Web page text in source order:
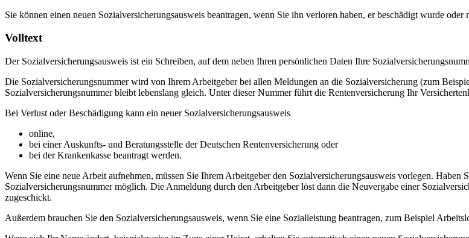
Sie können einen neuen Sozialversicherungsausweis beantragen, wenn Sie ihn verloren haben, er beschädigt wurde oder
Volltext
Der Sozialversicherungsausweis ist ein Schreiben, auf dem neben Ihren persönlichen Daten Ihre
Die Sozialversicherungsnummer wird von Ihrem Arbeitgeber bei allen Meldungen an die Sozialversicherung (zum
Sozialversicherungsnummer bleibt lebenslang gleich. Unter dieser Nummer führt die Rentenversicherung Ihr
Bei Verlust oder Beschädigung kann ein neuer Sozialversicherungsausweis
online,
bei einer Auskunfts- und Beratungsstelle der Deutschen Rentenversicherung oder
bei der Krankenkasse beantragt werden.
Wenn Sie eine neue Arbeit aufnehmen, müssen Sie Ihrem Arbeitgeber den Sozialversicherungsausweis vorlegen.
Sozialversicherungsnummer möglich. Die Anmeldung durch den Arbeitgeber löst dann die Neuvergabe einer
zugeschickt.
Außerdem brauchen Sie den Sozialversicherungsausweis, wenn Sie eine Sozialleistung beantragen, zum Beispiel